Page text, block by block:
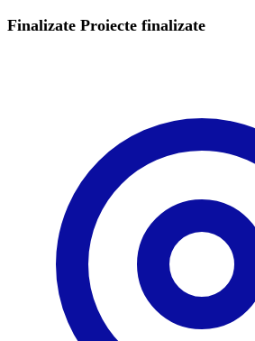
Finalizate Proiecte finalizate